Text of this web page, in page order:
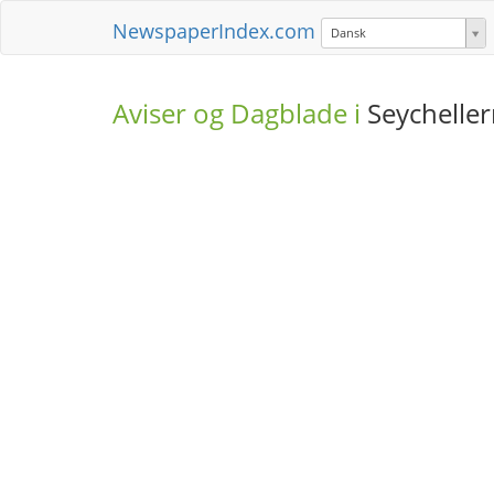
NewspaperIndex.com Dansk
Aviser og Dagblade i